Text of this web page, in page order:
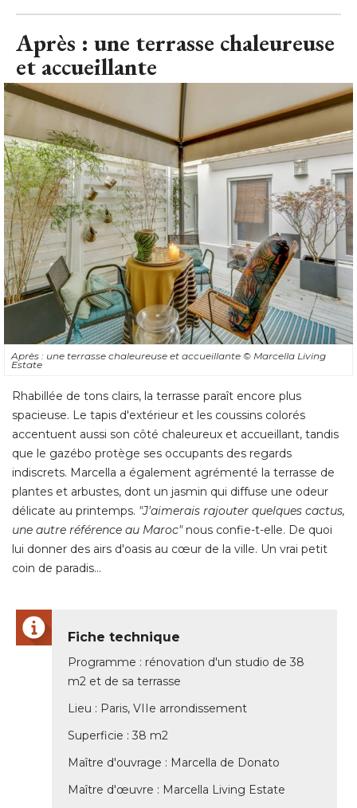
Après : une terrasse chaleureuse
et accueillante
Après : une terrasse chaleureuse et accueillante © Marcella Living
Estate
Rhabillée de tons clairs, la terrasse paraît encore plus
spacieuse. Le tapis d'extérieur et les coussins colorés
accentuent aussi son côté chaleureux et accueillant, tandis
que le gazébo protège ses occupants des regards
indiscrets. Marcella a également agrémenté la terrasse de
plantes et arbustes, dont un jasmin qui diffuse une odeur
délicate au printemps. "J'aimerais rajouter quelques cactus,
une autre référence au Maroc"nous confie-t-elle. De quoi
lui donner des airs d'oasis au cœur de la ville. Un vrai petit
coin de paradis...
Fiche technique
Programme : rénovation d'un studio de 38
m2 et de sa terrasse
Lieu : Paris, VIIe arrondissement
Superficie : 38 m2
Maître d'ouvrage : Marcella de Donato
Maître d'œuvre : Marcella Living Estate